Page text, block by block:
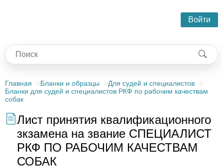
Войти
Главная Бланки и образцы
Для судей и специалистов
Бланки для судей и специалистов РКФ по рабочим качествам
собак
Лист принятия квалификационного
зкзамена на звание СПЕЦИАЛИСТ
РКФ ПО РАБОЧИМ КАЧЕСТВАМ
СОБАК